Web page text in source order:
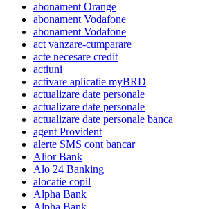
abonament Orange
abonament Vodafone
abonament Vodafone
act vanzare-cumparare
acte necesare credit
actiuni
activare aplicatie myBRD
actualizare date personale
actualizare date personale
actualizare date personale banca
agent Provident
alerte SMS cont bancar
Alior Bank
Alo 24 Banking
alocatie copil
Alpha Bank